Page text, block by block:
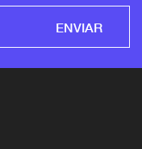
ENVIAR